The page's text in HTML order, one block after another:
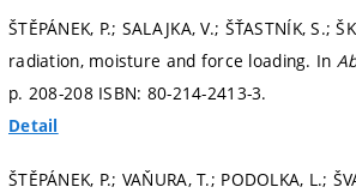
ŠTĚPÁNEK, P.; SALAJKA, V.; ŠŤASTNÍK,
radiation, moisture and force loading. In
p. 208-208 ISBN: 80-214-2413-3.
Detail
ŠTĚPÁNEK, P.; VAŇURA, T.; PODOLKA,